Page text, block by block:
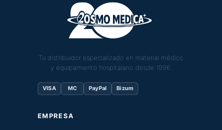
Tu distribuidor especializado en material médico
y equipamiento hospitalario desde 1996.
VISA MC PayPal Bizum
EMPRESA